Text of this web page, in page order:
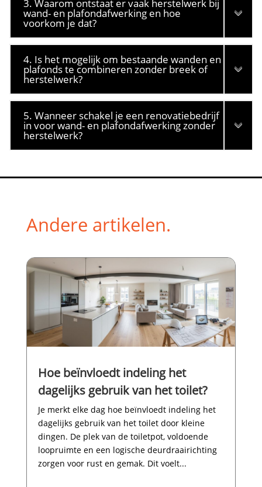
3. Waarom ontstaat er vaak herstelwerk bij
wand- en plafondafwerking en hoe
voorkom je dat?
4. Is het mogelijk om bestaande wanden en
plafonds te combineren zonder breek of
herstelwerk?
5. Wanneer schakel je een renovatiebedrijf
in voor wand- en plafondafwerking zonder
herstelwerk?
Andere artikelen.
Hoe beïnvloedt indeling het
dagelijks gebruik van het toilet?
Je merkt elke dag hoe beïnvloedt indeling het
dagelijks gebruik van het toilet door kleine
dingen.​ De plek van de toiletpot, voldoende
loopruimte en een logische deurdraairichting
zorgen voor rust en gemak.​ Dit voelt...